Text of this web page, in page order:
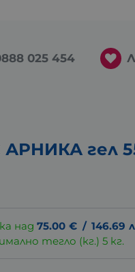
025 454
гел
над75.00 € / 146.69
тегло (кг.) 5 кг.